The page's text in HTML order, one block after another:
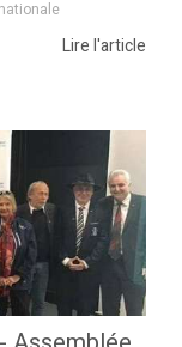
Lire l'article